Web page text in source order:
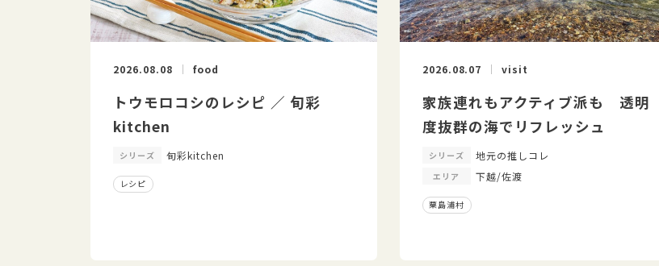
2026.08.08 food
トウモロコシのレシピ ／ 旬彩
kitchen
シリーズ 旬彩kitchen
レシピ
2026.08.07 visit
家族連れもアクティブ派も 透明
度抜群の海でリフレッシュ
シリーズ 地元の推しコレ
エリア 下越/佐渡
粟島浦村